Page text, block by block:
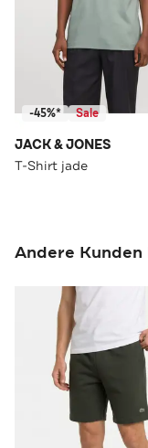
-45%* Sale
JACK & JONES
T-Shirt jade
Andere